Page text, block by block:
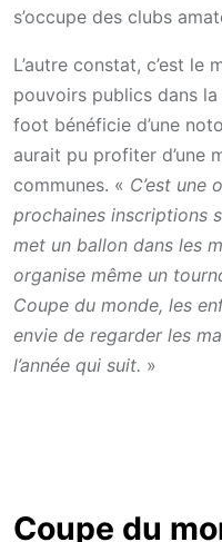
s’occupe des clubs
L’autre constat, c’est le
pouvoirs publics dans
foot bénéficie d’une
aurait pu profiter d’une
communes. « C’est une
prochaines inscriptions
met un ballon dans les
organise même un
Coupe du monde, les
envie de regarder les
l’année qui suit. »
Coupe du